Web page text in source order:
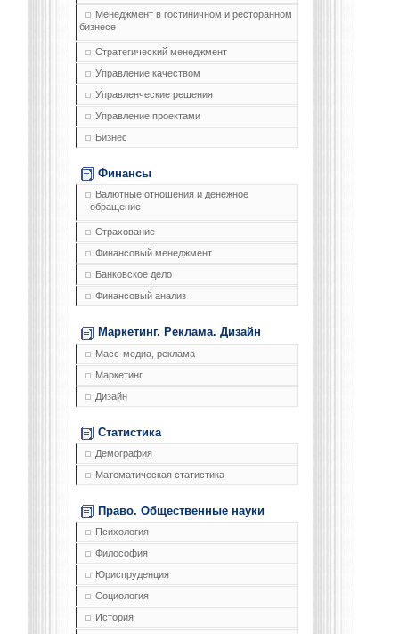
Менеджмент в гостиничном и ресторанном
бизнесе
Стратегический менеджмент
Управление качеством
Управленческие решения
Управление проектами
Бизнес
Финансы
Валютные отношения и денежное
обращение
Страхование
Финансовый менеджмент
Банковское дело
Финансовый анализ
Маркетинг. Реклама. Дизайн
Масс-медиа, реклама
Маркетинг
Дизайн
Статистика
Демография
Математическая статистика
Право. Общественные науки
Психология
Философия
Юриспруденция
Социология
История